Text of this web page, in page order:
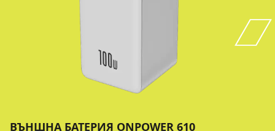
ВЪНШНА БАТЕРИЯ ONPOWER 610